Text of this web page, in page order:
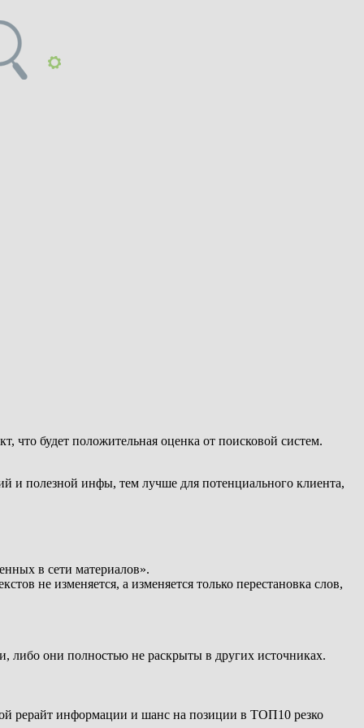
что будет положительная оценка от поисковой систем.
и полезной инфы, тем лучше для потенциального клиента,
в сети материалов».
не изменяется, а изменяется только перестановка слов,
либо они полностью не раскрыты в других источниках.
рерайт информации и шанс на позиции в ТОП10 резко